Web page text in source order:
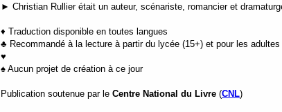
► Christian Rullier était un auteur, scénariste, romancier et
♦ Traduction disponible en toutes langues
♣ Recommandé à la lecture à partir du lycée (15+) et pour les adultes
♥
♠ Aucun projet de création à ce jour
Publication soutenue par le Centre National du Livre (CNL)